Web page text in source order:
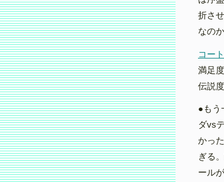
折さ
なのか
コー
満足
伝説
●もう
ダvs
かっ
ぎる
ール